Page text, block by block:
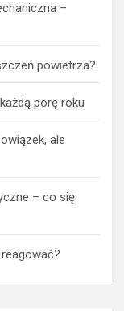
–
powietrza?
porę roku
ale
– co się